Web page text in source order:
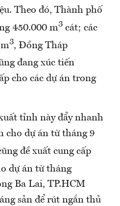
Theo đó, Thành phố
450.000 m3 cát; các
3, Đồng Tháp
đang xúc tiến
cho các dự án trong
tỉnh này đẩy nhanh
cho dự án từ tháng 9
đề xuất cung cấp
dự án từ tháng
Ba Lai, TP.HCM
sản để rút ngắn thủ